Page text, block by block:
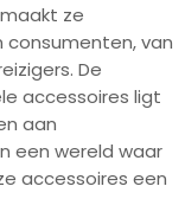
ze
consumenten, van
De
accessoires ligt
aan
een wereld waar
accessoires een